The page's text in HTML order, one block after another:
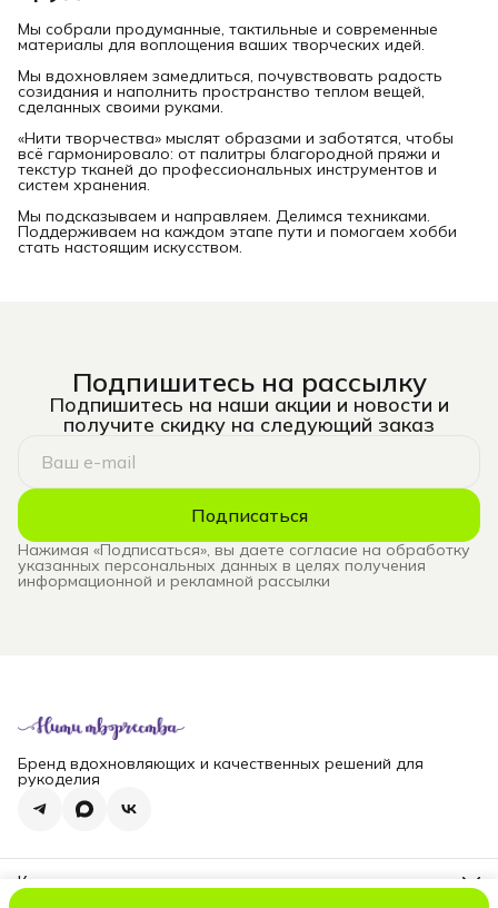
Мы собрали продуманные, тактильные и современные
материалы для воплощения ваших творческих идей.
Мы вдохновляем замедлиться, почувствовать радость
созидания и наполнить пространство теплом вещей,
сделанных своими руками.
«Нити творчества» мыслят образами и заботятся, чтобы
всё гармонировало: от палитры благородной пряжи и
текстур тканей до профессиональных инструментов и
систем хранения.
Мы подсказываем и направляем. Делимся техниками.
Поддерживаем на каждом этапе пути и помогаем хобби
стать настоящим искусством.
Подпишитесь на рассылку
Подпишитесь на наши акции и новости и
получите скидку на следующий заказ
Подписаться
Нажимая «Подписаться», вы даете согласие на обработку
указанных персональных данных в целях получения
информационной и рекламной рассылки
Бренд вдохновляющих и качественных решений для
рукоделия
Контакты